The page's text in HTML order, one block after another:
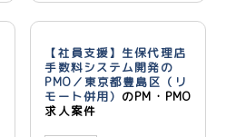
【社員支援】生保代理店
手数料システム開発の
PMO／東京都豊島区（リ
モート併用） のPM・PMO
求人案件